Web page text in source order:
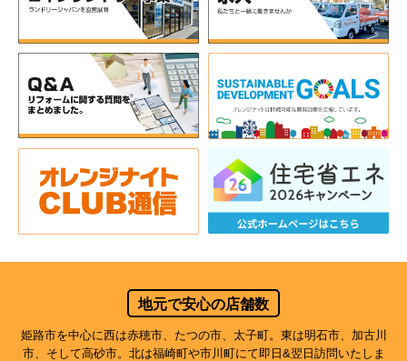
地元で安心の店舗数
姫路市を中心に西は赤穂市、たつの市、太子町。東は明石市、加古川
市、そして高砂市。北は福崎町や市川町にて即日&翌日訪問いたしま